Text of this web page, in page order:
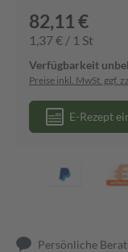
82,11 €
1,37 € / 1 St
Verfügbarkeit
Preise inkl. MwSt. ggf.
E-Rezept
Persönliche